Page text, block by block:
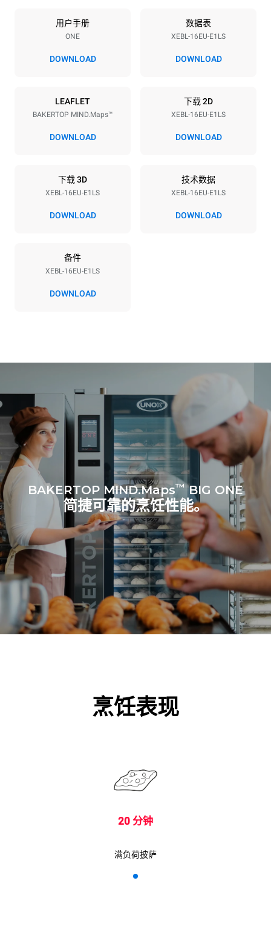
16 600x400
烤盘间距
380-415V 3N~ / 220-240V
3~
35,5 kW
50 / 60 Hz 不包括
30.1 kWh/天
用户手册
ONE
DOWNLOAD
数据表
XEBL-16EU-E1LS
DOWNLOAD
LEAFLET
BAKERTOP MIND.Maps™
DOWNLOAD
下载 2D
XEBL-16EU-E1LS
DOWNLOAD
下载 3D
XEBL-16EU-E1LS
DOWNLOAD
技术数据
XEBL-16EU-E1LS
DOWNLOAD
备件
XEBL-16EU-E1LS
DOWNLOAD
BAKERTOP MIND.Maps™ BIG ONE
简捷可靠的烹饪性能。
烹饪表现
20 分钟
满负荷披萨